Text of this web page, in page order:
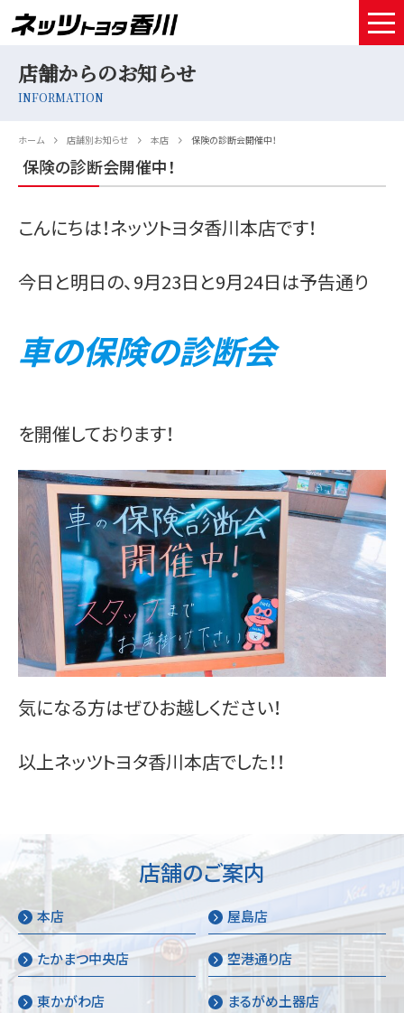
店舗情報
サービスメンテナンス
採用情報
店舗からのお知らせ
INFORMATION
ホーム 店舗別お知らせ 本店 保険の診断会開催中！
保険の診断会開催中！
こんにちは！ネッツトヨタ香川本店です！
今日と明日の、9月23日と9月24日は予告通り
車の保険の診断会
を開催しております！
気になる方はぜひお越しください！
以上ネッツトヨタ香川本店でした！！
店舗のご案内
本店 屋島店
たかまつ中央店 空港通り店
東かがわ店 まるがめ土器店